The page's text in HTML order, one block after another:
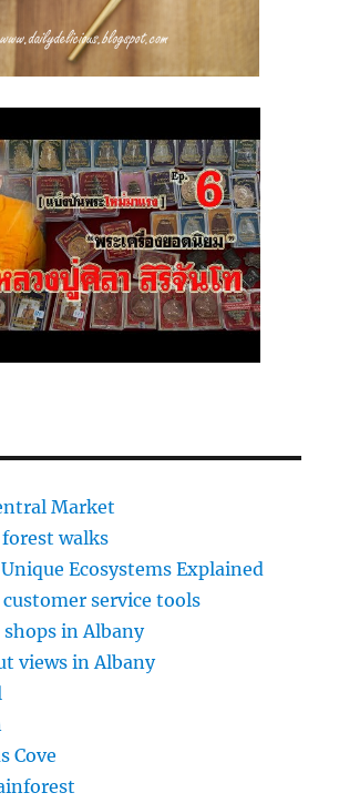
Market
walks
Ecosystems Explained
service tools
shops in Albany
views in Albany
Cove